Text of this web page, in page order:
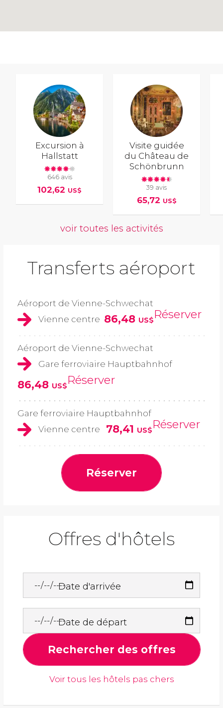
Excursion à
Hallstatt
646 avis
102,62 US$
Visite guidée
du Château de
Schönbrunn
39 avis
65,72 US$
voir toutes les activités
Transferts aéroport
Aéroport de Vienne-Schwechat
Vienne centre 86,48 US$Réserver
Aéroport de Vienne-Schwechat
Gare ferroviaire Hauptbahnhof
86,48 US$Réserver
Gare ferroviaire Hauptbahnhof
Vienne centre
78,41 US$Réserver
Réserver
Offres d'hôtels
Date d'arrivée
Date de départ
Rechercher des offres
Voir tous les hôtels pas chers